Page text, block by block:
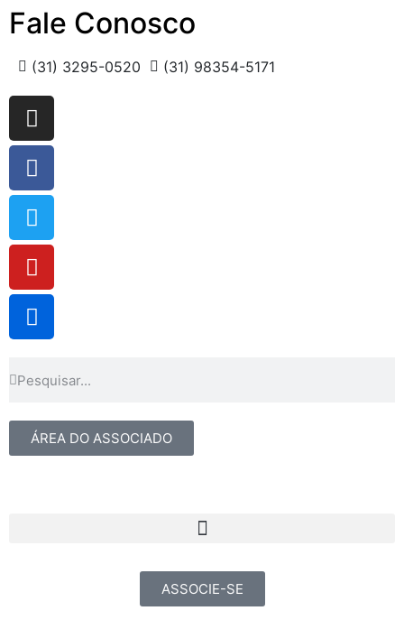
Fale Conosco
(31) 3295-0520 (31) 98354-5171
ÁREA DO ASSOCIADO
ASSOCIE-SE